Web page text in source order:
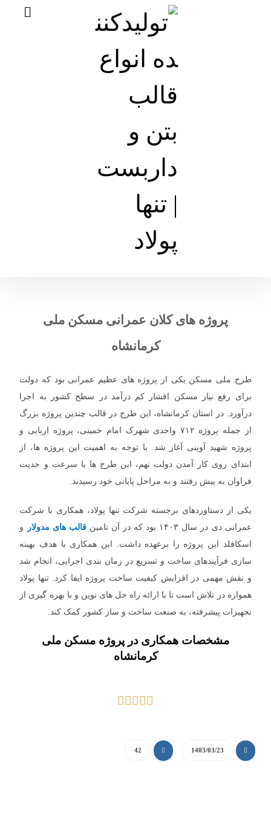
پروژه های کلان عمرانی مسکن ملی
کرمانشاه
طرح ملی مسکن یکی از پروژه‌ های عظیم عمرانی بود که دولت
برای رفع نیاز مسکن اقشار کم‌ درآمد در سطح کشور به اجرا
درآورد. در استان کرمانشاه، این طرح در قالب چندین پروژه بزرگ
از جمله پروژه ۷۱۲ واحدی شهرک امام خمینی، پروژه اربابی و
پروژه شهید آوینی آغاز شد. با توجه به اهمیت این پروژه‌ ها، از
ابتدای روی کار آمدن دولت نهم، این طرح ‌ها با سرعت و جدیت
فراوان به پیش رفتند و به مراحل پایانی خود رسیدند.
یکی از دستاوردهای برجسته شرکت تنها پولاد، همکاری با شرکت
عمرانی دی در سال ۱۴۰۳ بود که در آن تامین
قالب‌ های مدولار
و
اسکافلد این پروژه را برعهده داشت. این همکاری با هدف بهینه
سازی فرآیندهای ساخت و تسریع در زمان بندی اجرایی، انجام شد
و نقش مهمی در افزایش کیفیت ساخت پروژه ایفا کرد. تنها پولاد
همواره در تلاش است تا با ارائه راه حل های نوین و با بهره گیری از
تجهیزات پیشرفته، به صنعت ساخت و ساز کشور کمک کند.
مشخصات همکاری در پروژه مسکن ملی
کرمانشاه
1403/03/23
42